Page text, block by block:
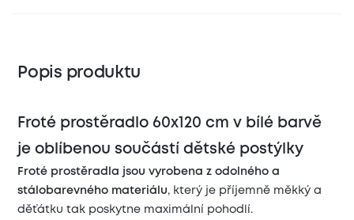
Popis produktu
Froté prostěradlo 60x120 cm v bílé barvě
je oblíbenou součástí dětské postýlky
Froté prostěradla jsou vyrobena z odolného a
stálobarevného materiálu, který je příjemně měkký a
děťátku tak poskytne maximální pohodlí.